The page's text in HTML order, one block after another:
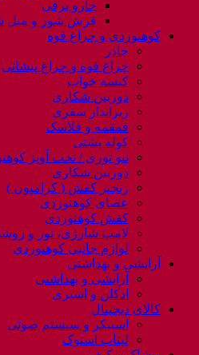
جارو برقی
فرش شور و مبل
کوهنوردی و چراغ قوه
چادر
چراغ قوه و چراغ پیشانی
کیسه خواب
دوربین شکاری
زیرانداز سفری
قمقمه و فلاسک
کوله پشتی
ننو توری / تخت آویز
دوربین شکاری
زنجیر کفش ( کرامپون )
عصای کوهنوردی
کفش کوهنوردی
لامپ شارژی، نور و
لوازم جانبی کوهنوردی
آرایشی و بهداشتی
آرایشی و بهداشتی
ادکلن و اسپری
کالای دیجیتال
اسپیکر و سیستم صوتی
لپتاب استوک